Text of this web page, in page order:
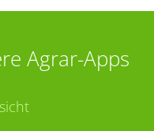
Agrar-Apps